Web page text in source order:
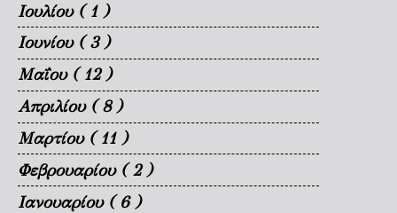
Ιουλίου ( 1 )
Ιουνίου ( 3 )
Μαΐου ( 12 )
Απριλίου ( 8 )
Μαρτίου ( 11 )
Φεβρουαρίου ( 2 )
Ιανουαρίου ( 6 )